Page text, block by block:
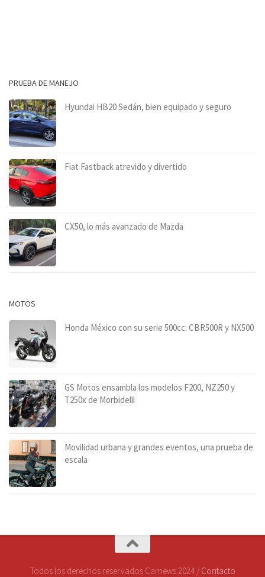
PRUEBA DE MANEJO
Hyundai HB20 Sedán, bien equipado y seguro
Fiat Fastback atrevido y divertido
CX50, lo más avanzado de Mazda
MOTOS
Honda México con su serie 500cc: CBR500R y NX500
GS Motos ensambla los modelos F200, NZ250 y
T250x de Morbidelli
Movilidad urbana y grandes eventos, una prueba de
escala
Todos los derechos reservados Carnews 2024 / Contacto